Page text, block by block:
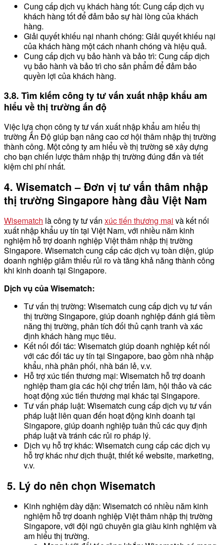
Cung cấp dịch vụ khách hàng tốt: Cung cấp dịch vụ
khách hàng tốt để đảm bảo sự hài lòng của khách
hàng.
Giải quyết khiếu nại nhanh chóng: Giải quyết khiếu nại
của khách hàng một cách nhanh chóng và hiệu quả.
Cung cấp dịch vụ bảo hành và bảo trì: Cung cấp dịch
vụ bảo hành và bảo trì cho sản phẩm để đảm bảo
quyền lợi của khách hàng.
3.8. Tìm kiếm công ty tư vấn xuất nhập khẩu am
hiểu về thị trường ấn độ
Việc lựa chọn công ty tư vấn xuất nhập khẩu am hiểu thị
trường Ấn Độ giúp bạn nâng cao cơ hội thâm nhập thị trường
thành công. Một công ty am hiểu về thị trường sẽ xây dựng
cho bạn chiến lược thâm nhập thị trường đúng đắn và tiết
kiệm chi phí nhất.
4. Wisematch – Đơn vị tư vấn thâm nhập
thị trường Singapore hàng đầu Việt Nam
Wisematch là công ty tư vấn xúc tiến thương mại và kết nối
xuất nhập khẩu uy tín tại Việt Nam, với nhiều năm kinh
nghiệm hỗ trợ doanh nghiệp Việt thâm nhập thị trường
Singapore. Wisematch cung cấp các dịch vụ toàn diện, giúp
doanh nghiệp giảm thiểu rủi ro và tăng khả năng thành công
khi kinh doanh tại Singapore.
Dịch vụ của Wisematch:
Tư vấn thị trường: Wisematch cung cấp dịch vụ tư vấn
thị trường Singapore, giúp doanh nghiệp đánh giá tiềm
năng thị trường, phân tích đối thủ cạnh tranh và xác
định khách hàng mục tiêu.
Kết nối đối tác: Wisematch giúp doanh nghiệp kết nối
với các đối tác uy tín tại Singapore, bao gồm nhà nhập
khẩu, nhà phân phối, nhà bán lẻ, v.v.
Hỗ trợ xúc tiến thương mại: Wisematch hỗ trợ doanh
nghiệp tham gia các hội chợ triển lãm, hội thảo và các
hoạt động xúc tiến thương mại khác tại Singapore.
Tư vấn pháp luật: Wisematch cung cấp dịch vụ tư vấn
pháp luật liên quan đến hoạt động kinh doanh tại
Singapore, giúp doanh nghiệp tuân thủ các quy định
pháp luật và tránh các rủi ro pháp lý.
Dịch vụ hỗ trợ khác: Wisematch cung cấp các dịch vụ
hỗ trợ khác như dịch thuật, thiết kế website, marketing,
v.v.
5. Lý do nên chọn Wisematch
Kinh nghiệm dày dặn: Wisematch có nhiều năm kinh
nghiệm hỗ trợ doanh nghiệp Việt thâm nhập thị trường
Singapore, với đội ngũ chuyên gia giàu kinh nghiệm và
am hiểu thị trường.